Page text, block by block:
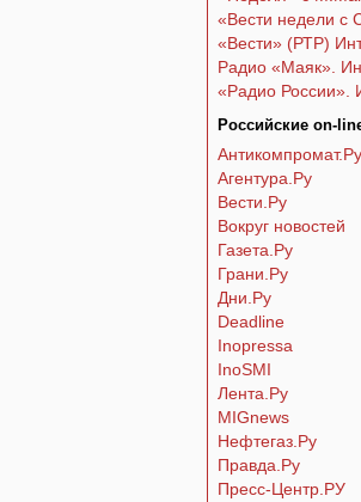
«Вести недели с
«Вести» (РТР)
Радио «Маяк».
«Радио России».
Российские on-
Антикомпромат.Ру
Агентура.Ру
Вести.Ру
Вокруг новостей
Газета.Ру
Грани.Ру
Дни.Ру
Deadline
Inopressa
InoSMI
Лента.Ру
MIGnews
Нефтегаз.Ру
Правда.Ру
Пресс-Центр.РУ